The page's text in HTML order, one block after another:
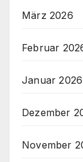
März 2026
Februar
Januar 2026
Dezember
November